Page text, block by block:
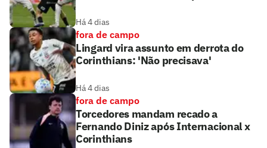
Há 4 dias
fora de campo
Lingard vira assunto em derrota do
Corinthians: 'Não precisava'
Há 4 dias
fora de campo
Torcedores mandam recado a
Fernando Diniz após Internacional x
Corinthians